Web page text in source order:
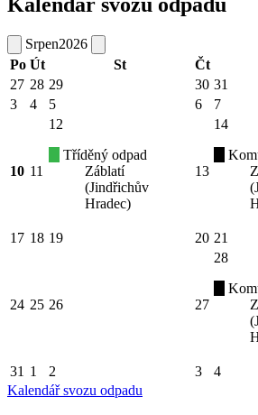
Srpen2026
Po Út St Čt
27 28 29 30 31
3
4 5 6 7
10 11
12
Tříděný odpad
Záblatí
(Jindřichův
Hradec)
13
14
17 18 19 20 21
24 25 26 27
28
31 1 2 3 4
Kalendář svozu odpadu